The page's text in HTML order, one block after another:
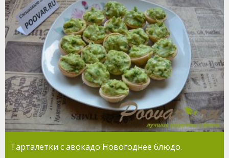
Тарталетки с авокадо Новогоднее блюдо.